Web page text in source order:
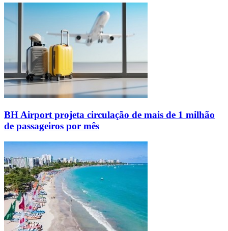
BH Airport projeta circulação de mais de 1 milhão
de passageiros por mês